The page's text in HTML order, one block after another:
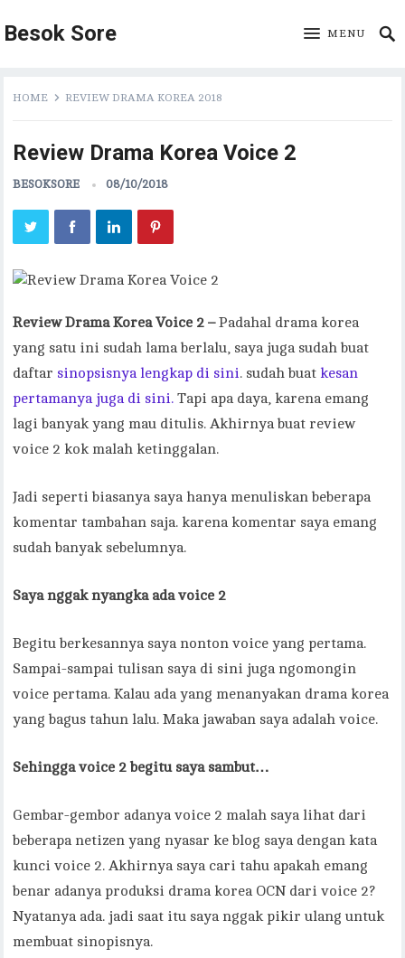
Besok Sore MENU
HOME REVIEW DRAMA KOREA 2018
Review Drama Korea Voice 2
BESOKSORE 08/10/2018
Review Drama Korea Voice 2 –Padahal drama korea
yang satu ini sudah lama berlalu, saya juga sudah buat
daftar sinopsisnya lengkap di sini. sudah buatkesan
pertamanya juga di sini. Tapi apa daya, karena emang
lagi banyak yang mau ditulis. Akhirnya buat review
voice 2 kok malah ketinggalan.
Jadi seperti biasanya saya hanya menuliskan beberapa
komentar tambahan saja. karena komentar saya emang
sudah banyak sebelumnya.
Saya nggak nyangka ada voice 2
Begitu berkesannya saya nonton voice yang pertama.
Sampai-sampai tulisan saya di sini juga ngomongin
voice pertama. Kalau ada yang menanyakan drama korea
yang bagus tahun lalu. Maka jawaban saya adalah voice.
Sehingga voice 2 begitu saya sambut…
Gembar-gembor adanya voice 2 malah saya lihat dari
beberapa netizen yang nyasar ke blog saya dengan kata
kunci voice 2. Akhirnya saya cari tahu apakah emang
benar adanya produksi drama korea OCN dari voice 2?
Nyatanya ada. jadi saat itu saya nggak pikir ulang untuk
membuat sinopisnya.